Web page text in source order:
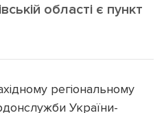
області є пункт
регіональному
України-